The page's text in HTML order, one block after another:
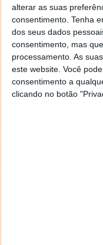
alterar as suas
consentimento. Tenha
dos seus dados
consentimento, mas
processamento. As
este website. Você
consentimento a
clicando no botão
Além desta
histórico bastante
exemplo, é possível
ou mês, qual foi a
sono, o número de
número de horas
passou na cama, o